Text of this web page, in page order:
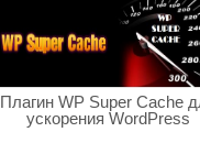
Плагин WP Super Cache
ускорения WordPress